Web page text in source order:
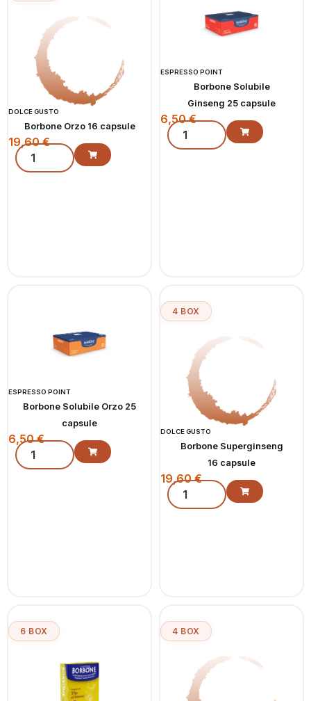
DOLCE GUSTO
Borbone Orzo 16 capsule
19,60€
ESPRESSO POINT
Borbone Solubile
Ginseng 25 capsule
6,50€
ESPRESSO POINT
Borbone Solubile Orzo 25
capsule
6,50€
4 BOX
DOLCE GUSTO
Borbone Superginseng
16 capsule
19,60€
6 BOX 4 BOX